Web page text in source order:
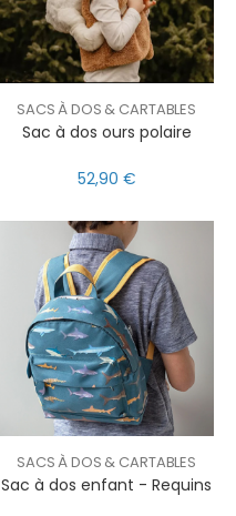
SACS À DOS & CARTABLES
Sac à dos ours polaire
52,90 €
SACS À DOS & CARTABLES
Sac à dos enfant - Requins